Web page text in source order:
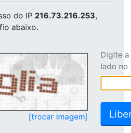
do IP 216.73.216.253,
abaixo.
[trocar imagem]
Digite
lado no